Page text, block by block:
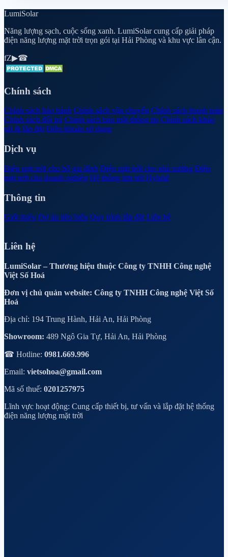
LumiSolar
Năng lượng sạch, cuộc sống xanh. LumiSolar cung cấp giải pháp
điện năng lượng mặt trời trọn gói tại Hải Phòng và khu vực lân cận.
fZ▶☎
Chính sách
Chính sách bảo hành Chính sách vận chuyển Chính sách thanh toán
Chính sách đổi trả Chính sách bảo mật thông tin Chính sách khảo
sát & lắp đặt Điều khoản sử dụng
Dịch vụ
Điện mặt trời cho hộ gia đình Điện mặt trời cho nhà xưởng Điện
mặt trời cho doanh nghiệp Hệ thống lưu trữ Hybrid
Thông tin
Giới thiệu Dự án tiêu biểu Quy trình lắp đặt Liên hệ
Liên hệ
LumiSolar – Thương hiệu thuộc Công ty TNHH Công nghệ
Việt Số Hoá
Đơn vị chủ quản website: Công ty TNHH Công nghệ Việt Số
Hoá
Địa chỉ: 194 Trung Hành, Hải An, Hải Phòng
Showroom: 489 Ngô Gia Tự, Hải An, Hải Phòng
☎ Hotline: 0981.669.996
Email: vietsohoa@gmail.com
Mã số thuế: 0201257975
Lĩnh vực hoạt động: Cung cấp thiết bị, tư vấn và lắp đặt hệ thống
điện năng lượng mặt trời